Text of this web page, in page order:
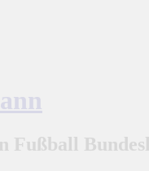
Fußball